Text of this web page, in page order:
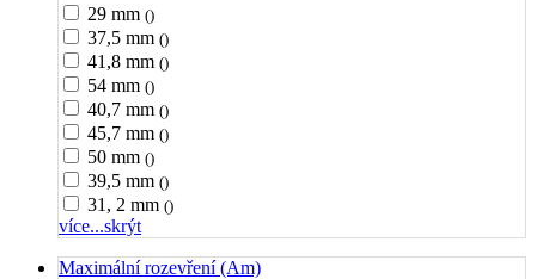
29 mm ()
37,5 mm ()
41,8 mm ()
54 mm ()
40,7 mm ()
45,7 mm ()
50 mm ()
39,5 mm ()
31, 2 mm ()
více...skrýt
Maximální rozevření (Am)